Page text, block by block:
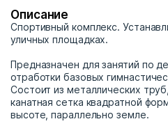
Описание
Спортивный комплекс.
уличных площадках.
Предназначен для занятий по
отработки базовых
Состоит из металлических
канатная сетка квадратной
высоте, параллельно земле.